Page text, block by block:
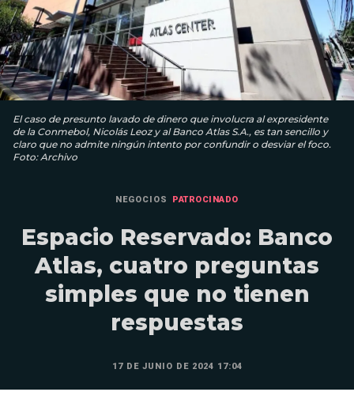
El caso de presunto lavado de dinero que involucra al expresidente
de la Conmebol, Nicolás Leoz y al Banco Atlas S.A., es tan sencillo y
claro que no admite ningún intento por confundir o desviar el foco.
Foto: Archivo
NEGOCIOS PATROCINADO
Espacio Reservado: Banco
Atlas, cuatro preguntas
simples que no tienen
respuestas
17 DE JUNIO DE 2024 17:04